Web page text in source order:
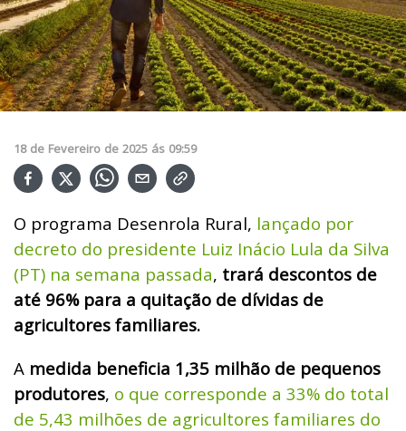
18 de Fevereiro de 2025 ás 09:59
O programa Desenrola Rural, lançado por
decreto do presidente Luiz Inácio Lula da Silva
(PT) na semana passada, trará descontos de
até 96% para a quitação de dívidas de
agricultores familiares.
A medida beneficia 1,35 milhão de pequenos
produtores, o que corresponde a 33% do total
de 5,43 milhões de agricultores familiares do